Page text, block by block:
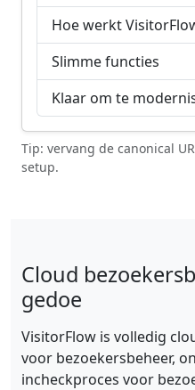
Hoe werkt
Slimme functies
Klaar om te
Tip: vervang de canonical
setup.
Cloud
gedoe
VisitorFlow is volledig
voor bezoekersbeheer,
incheckproces voor